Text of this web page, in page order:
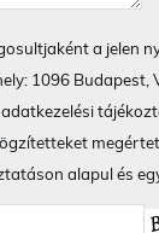
a
1096
alapul és